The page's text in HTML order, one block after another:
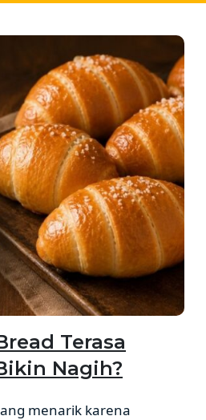
Terasa
Nagih?
menarik karena